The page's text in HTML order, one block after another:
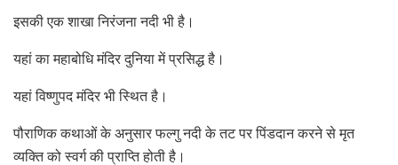
इसकी एक शाखा निरंजना नदी भी है।
यहां का महाबोधि मंदिर दुनिया में प्रसिद्ध है।
यहां विष्णुपद मंदिर भी स्थित है।
पौराणिक कथाओं के अनुसार फल्गु नदी के तट पर पिंडदान करने से मृत
व्यक्ति को स्वर्ग की प्राप्ति होती है।